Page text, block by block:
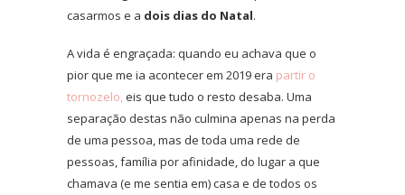
casarmos e a dois dias do Natal.
A vida é engraçada: quando eu achava que o
pior que me ia acontecer em 2019 era partir o
tornozelo,eis que tudo o resto desaba. Uma
separação destas não culmina apenas na perda
de uma pessoa, mas de toda uma rede de
pessoas, família por afinidade, do lugar a que
chamava (e me sentia em) casa e de todos os